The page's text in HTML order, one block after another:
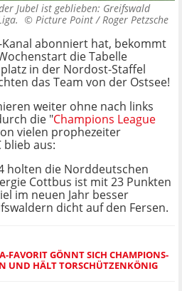
Jubel ist geblieben: Greifswald
© Picture Point / Roger Petzsche
Kanal abonniert hat, bekommt
die Tabelle
in der Nordost-Staffel
das Team von der Ostsee!
weiter ohne nach links
die "Champions League
vielen prophezeiter
blieb aus:
holten die Norddeutschen
Cottbus ist mit 23 Punkten
im neuen Jahr besser
dicht auf den Fersen.
FAVORIT GÖNNT SICH CHAMPIONS-
UND HÄLT TORSCHÜTZENKÖNIG